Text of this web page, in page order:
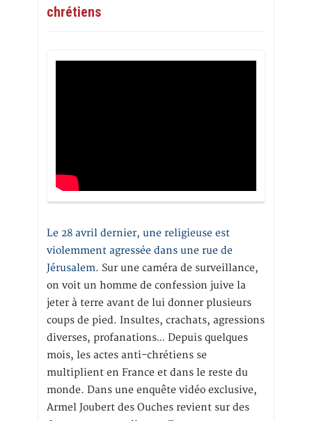
chrétiens
Le 28 avril dernier, une religieuse est
violemment agressée dans une rue de
Jérusalem. Sur une caméra de surveillance,
on voit un homme de confession juive la
jeter à terre avant de lui donner plusieurs
coups de pied. Insultes, crachats, agressions
diverses, profanations… Depuis quelques
mois, les actes anti-chrétiens se
multiplient en France et dans le reste du
monde. Dans une enquête vidéo exclusive,
Armel Joubert des Ouches revient sur des